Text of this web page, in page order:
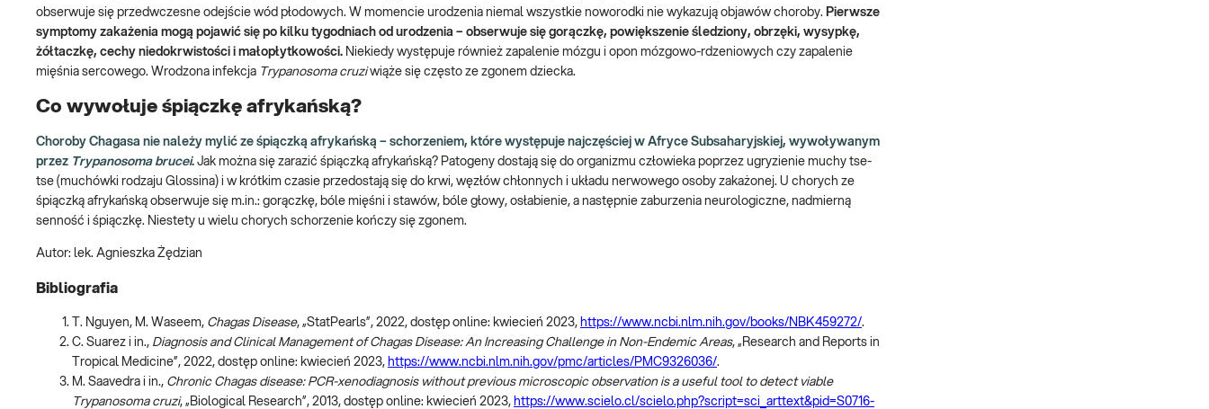
obserwuje się przedwczesne odejście wód płodowych. W momencie urodzenia niemal wszystkie noworodki nie wykazują objawów choroby. Pierwsze
symptomy zakażenia mogą pojawić się po kilku tygodniach od urodzenia – obserwuje się gorączkę, powiększenie śledziony, obrzęki, wysypkę,
żółtaczkę, cechy niedokrwistości i małopłytkowości. Niekiedy występuje również zapalenie mózgu i opon mózgowo-rdzeniowych czy zapalenie
mięśnia sercowego. Wrodzona infekcja Trypanosoma cruziwiąże się często ze zgonem dziecka.
Co wywołuje śpiączkę afrykańską?
Choroby Chagasa nie należy mylić ze śpiączką afrykańską – schorzeniem, które występuje najczęściej w Afryce Subsaharyjskiej, wywoływanym
przez Trypanosoma brucei. Jak można się zarazić śpiączką afrykańską? Patogeny dostają się do organizmu człowieka poprzez ugryzienie muchy tse-
tse (muchówki rodzaju Glossina) i w krótkim czasie przedostają się do krwi, węzłów chłonnych i układu nerwowego osoby zakażonej. U chorych ze
śpiączką afrykańską obserwuje się m.in.: gorączkę, bóle mięśni i stawów, bóle głowy, osłabienie, a następnie zaburzenia neurologiczne, nadmierną
senność i śpiączkę. Niestety u wielu chorych schorzenie kończy się zgonem.
Autor: lek. Agnieszka Żędzian
Bibliografia
T. Nguyen, M. Waseem, Chagas Disease, „StatPearls”, 2022, dostęp online: kwiecień 2023, https://www.ncbi.nlm.nih.gov/books/NBK459272/.
C. Suarez i in., Diagnosis and Clinical Management of Chagas Disease: An Increasing Challenge in Non-Endemic Areas, „Research and Reports in
Tropical Medicine”, 2022, dostęp online: kwiecień 2023, https://www.ncbi.nlm.nih.gov/pmc/articles/PMC9326036/.
M. Saavedra i in., Chronic Chagas disease: PCR-xenodiagnosis without previous microscopic observation is a useful tool to detect viable
Trypanosoma cruzi, „Biological Research”, 2013, dostęp online: kwiecień 2023, https://www.scielo.cl/scielo.php?script=sci_arttext&pid=S0716-